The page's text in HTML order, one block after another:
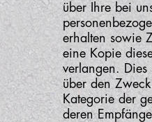
über Ihre bei
erhalten sowie
eine Kopie
verlangen. Dies
über den
Kategorie der
deren